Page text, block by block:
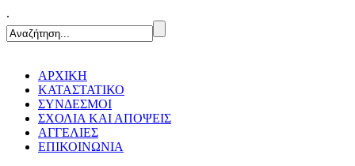
.
ΑΡΧΙΚΗ
ΚΑΤΑΣΤΑΤΙΚΟ
ΣΥΝΔΕΣΜΟΙ
ΣΧΟΛΙΑ ΚΑΙ ΑΠΟΨΕΙΣ
ΑΓΓΕΛΙΕΣ
ΕΠΙΚΟΙΝΩΝΙΑ